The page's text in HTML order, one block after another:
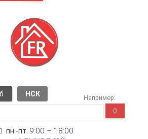
НСК Например:
пн.-пт. 9:00 – 18:00